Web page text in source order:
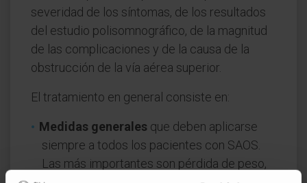
severidad de los síntomas, de los resultados
del estudio polisomnográfico, de la magnitud
de las complicaciones y de la causa de la
obstrucción de la vía aérea superior.
El tratamiento en general consiste en:
Medidas generales que deben aplicarse
siempre a todos los pacientes con SAOS.
Las más importantes son pérdida de peso,